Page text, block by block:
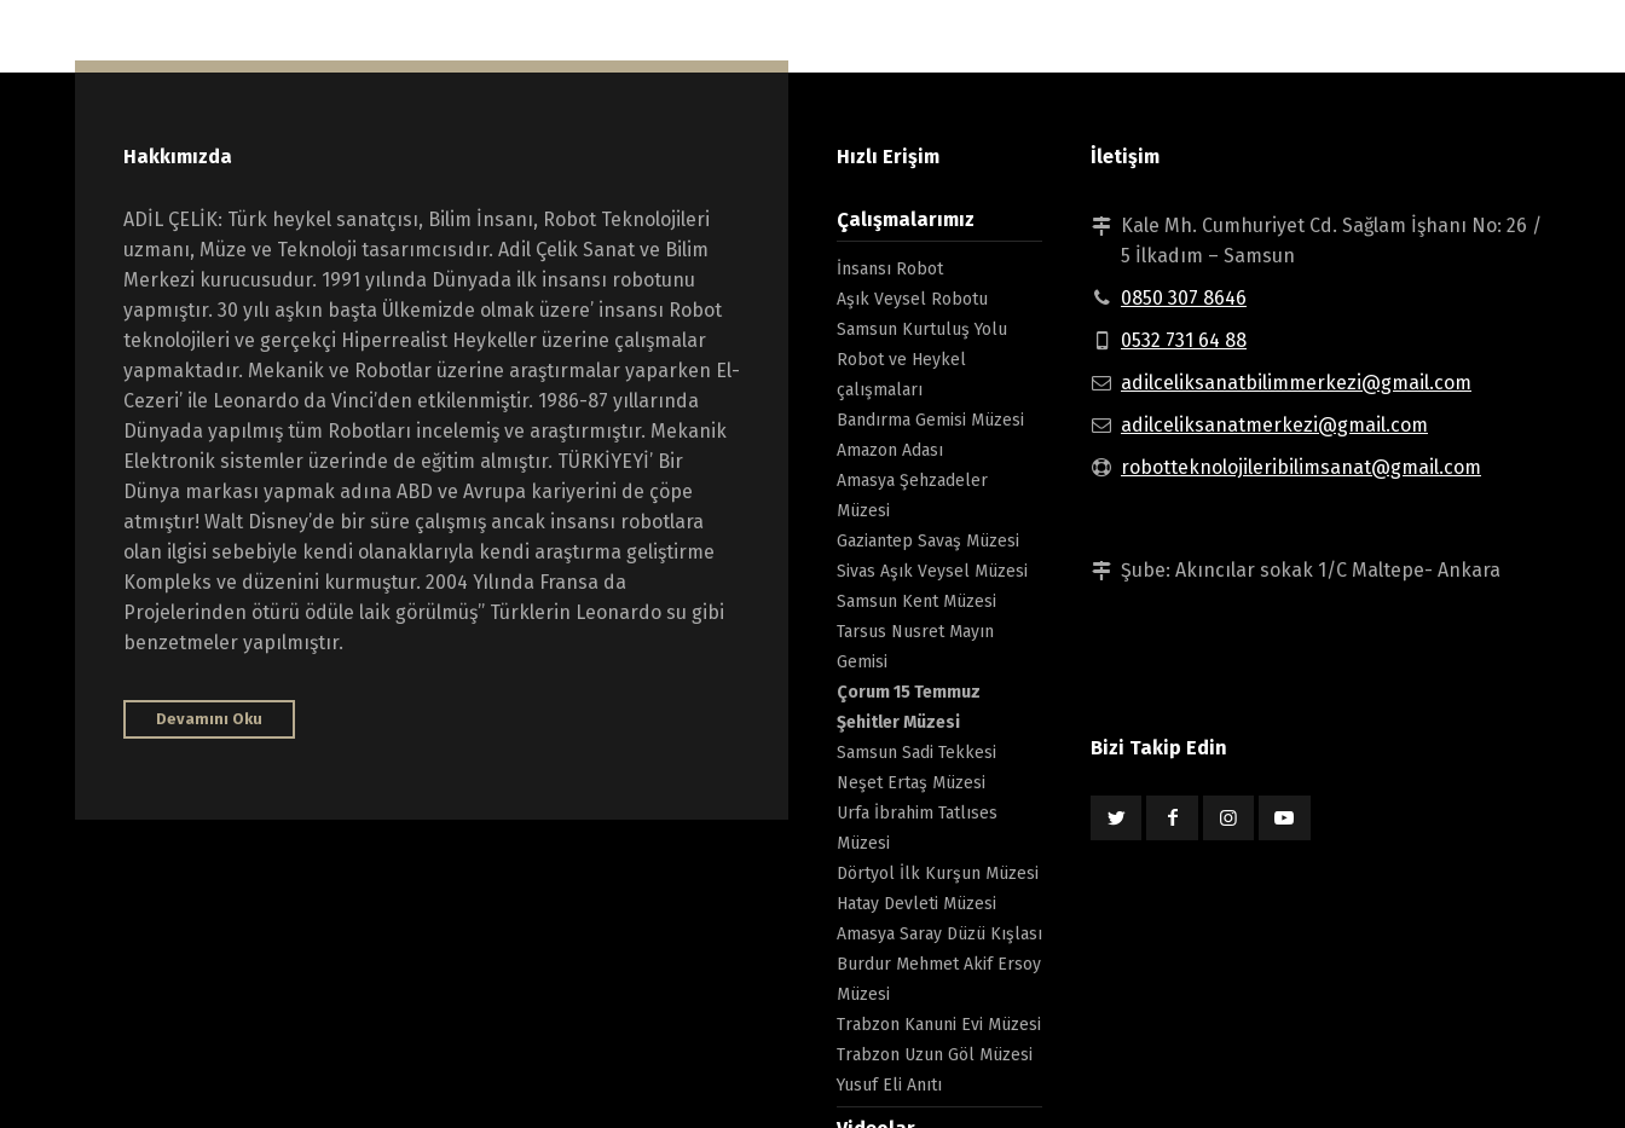
Hakkımızda
ADİL ÇELİK: Türk heykel sanatçısı, Bilim İnsanı, Robot Teknolojileri
uzmanı, Müze ve Teknoloji tasarımcısıdır. Adil Çelik Sanat ve Bilim
Merkezi kurucusudur. 1991 yılında Dünyada ilk insansı robotunu
yapmıştır. 30 yılı aşkın başta Ülkemizde olmak üzere’ insansı Robot
teknolojileri ve gerçekçi Hiperrealist Heykeller üzerine çalışmalar
yapmaktadır. Mekanik ve Robotlar üzerine araştırmalar yaparken El-
Cezeri’ ile Leonardo da Vinci’den etkilenmiştir. 1986-87 yıllarında
Dünyada yapılmış tüm Robotları incelemiş ve araştırmıştır. Mekanik
Elektronik sistemler üzerinde de eğitim almıştır. TÜRKİYEYİ’ Bir
Dünya markası yapmak adına ABD ve Avrupa kariyerini de çöpe
atmıştır! Walt Disney’de bir süre çalışmış ancak insansı robotlara
olan ilgisi sebebiyle kendi olanaklarıyla kendi araştırma geliştirme
Kompleks ve düzenini kurmuştur. 2004 Yılında Fransa da
Projelerinden ötürü ödüle laik görülmüş’’ Türklerin Leonardo su gibi
benzetmeler yapılmıştır.
Devamını Oku
Hızlı Erişim
Çalışmalarımız
İnsansı Robot
Aşık Veysel Robotu
Samsun Kurtuluş Yolu
Robot ve Heykel
çalışmaları
Bandırma Gemisi Müzesi
Amazon Adası
Amasya Şehzadeler
Müzesi
Gaziantep Savaş Müzesi
Sivas Aşık Veysel Müzesi
Samsun Kent Müzesi
Tarsus Nusret Mayın
Gemisi
Çorum 15 Temmuz
Şehitler Müzesi
Samsun Sadi Tekkesi
Neşet Ertaş Müzesi
Urfa İbrahim Tatlıses
Müzesi
Dörtyol İlk Kurşun Müzesi
Hatay Devleti Müzesi
Amasya Saray Düzü Kışlası
Burdur Mehmet Akif Ersoy
Müzesi
Trabzon Kanuni Evi Müzesi
Trabzon Uzun Göl Müzesi
Yusuf Eli Anıtı
İletişim
Kale Mh. Cumhuriyet Cd. Sağlam İşhanı No: 26 /
5 İlkadım – Samsun
0850 307 8646
0532 731 64 88
adilceliksanatbilimmerkezi@gmail.com
adilceliksanatmerkezi@gmail.com
robotteknolojileribilimsanat@gmail.com
Şube: Akıncılar sokak 1/C Maltepe- Ankara
Bizi Takip Edin